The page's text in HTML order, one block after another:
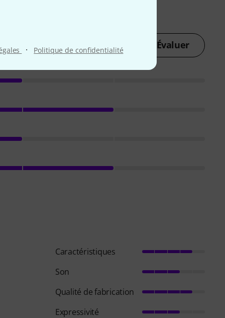
· Politique de confidentialité Évaluer
Caractéristiques
Son
Qualité de fabrication
Expressivité